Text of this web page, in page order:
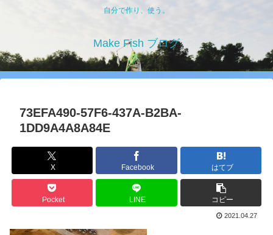
自分で作り、使う。
Make Fish ブログ
73EFA490-57F6-437A-B2BA-
1DD9A4A8A84E
X Facebook はてブ
Pocket LINE コピー
2021.04.27